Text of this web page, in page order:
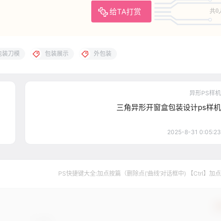
给TA打赏 共0
装刀模 包装展示 外包装
异形PS样机
三角异形开窗盒包装设计ps样机
2025-8-31 0:05:23
PS快捷键大全:加点按篇（删除点(‘曲线’对话框中) 【Ctrl】加点